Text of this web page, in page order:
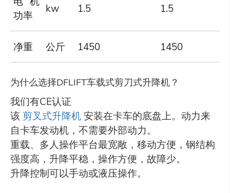
功率
kw 1.5 1.5
净重 公斤 1450 1450
为什么选择DFLIFT车载式剪刀式升降机？
我们有CE认证
该 剪叉式升降机安装在卡车的底盘上。动力来
自卡车发动机，不需要外部动力。
重载、多人操作平台最宽敞，移动方便，钢结构
强度高，升降平稳，操作方便，故障少。
升降控制可以手动或液压操作。